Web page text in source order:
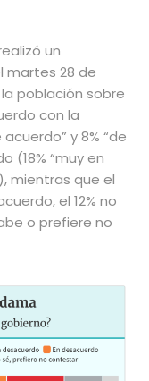
un
martes 28 de
población sobre
con la
y 8% “de
(18% “muy en
mientras que el
el 12% no
o prefiere no